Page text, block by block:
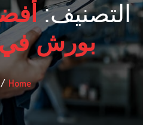
التصنيف:
بورش في
Home